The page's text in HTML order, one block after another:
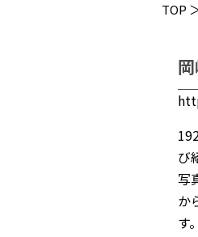
TOP
び
写
か
す。